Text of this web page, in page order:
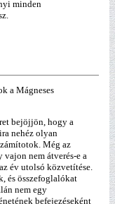
minden
a Mágneses
bejöjjön, hogy a
nehéz olyan
Még az
vajon nem átverés-e a
év utolsó közvetítése.
és összefoglalókat
nem egy
befejezéseként